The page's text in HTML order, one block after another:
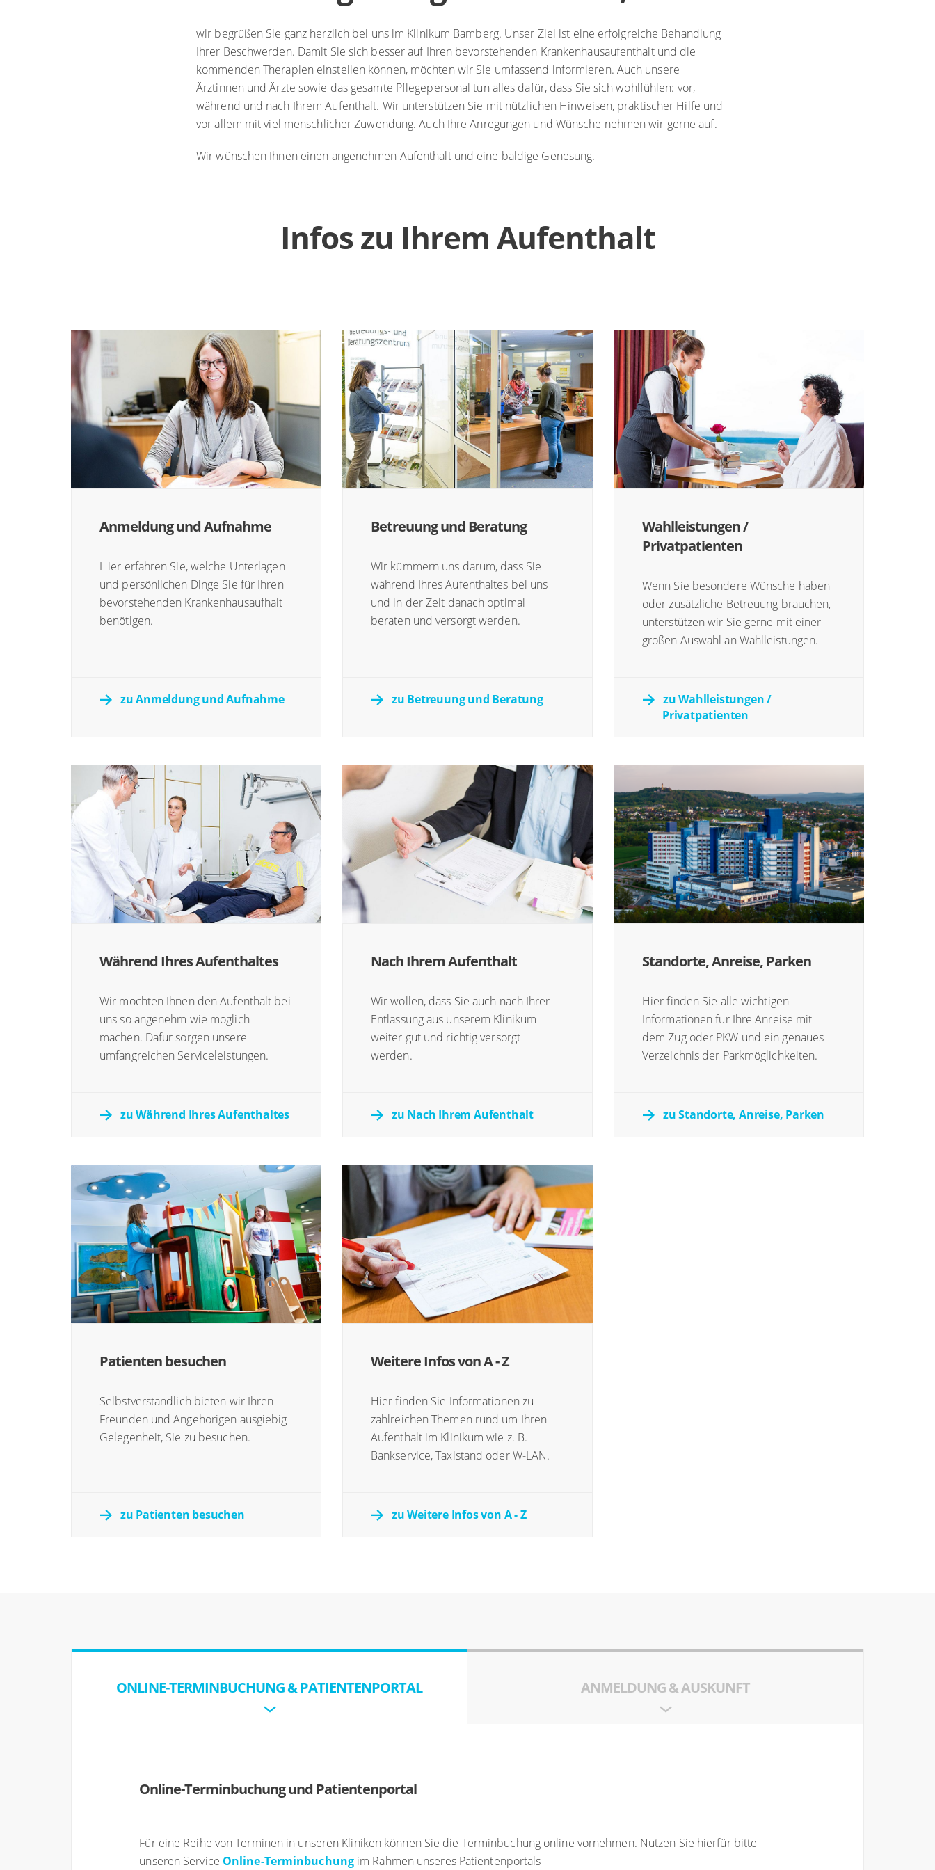
wir begrüßen Sie ganz herzlich bei uns im Klinikum Bamberg. Unser Ziel ist eine erfolgreiche Behandlung
Ihrer Beschwerden. Damit Sie sich besser auf Ihren bevorstehenden Krankenhausaufenthalt und die
kommenden Therapien einstellen können, möchten wir Sie umfassend informieren. Auch unsere
Ärztinnen und Ärzte sowie das gesamte Pflegepersonal tun alles dafür, dass Sie sich wohlfühlen: vor,
während und nach Ihrem Aufenthalt. Wir unterstützen Sie mit nützlichen Hinweisen, praktischer Hilfe und
vor allem mit viel menschlicher Zuwendung. Auch Ihre Anregungen und Wünsche nehmen wir gerne auf.
Wir wünschen Ihnen einen angenehmen Aufenthalt und eine baldige Genesung.
Infos zu Ihrem Aufenthalt
Anmeldung und Aufnahme
Hier erfahren Sie, welche Unterlagen
und persönlichen Dinge Sie für Ihren
bevorstehenden Krankenhausaufhalt
benötigen.
zu Anmeldung und Aufnahme
Betreuung und Beratung
Wir kümmern uns darum, dass Sie
während Ihres Aufenthaltes bei uns
und in der Zeit danach optimal
beraten und versorgt werden.
zu Betreuung und Beratung
Wahlleistungen /
Privatpatienten
Wenn Sie besondere Wünsche haben
oder zusätzliche Betreuung brauchen,
unterstützen wir Sie gerne mit einer
großen Auswahl an Wahlleistungen.
zu Wahlleistungen /
Privatpatienten
Während Ihres Aufenthaltes
Wir möchten Ihnen den Aufenthalt bei
uns so angenehm wie möglich
machen. Dafür sorgen unsere
umfangreichen Serviceleistungen.
zu Während Ihres Aufenthaltes
Nach Ihrem Aufenthalt
Wir wollen, dass Sie auch nach Ihrer
Entlassung aus unserem Klinikum
weiter gut und richtig versorgt
werden.
zu Nach Ihrem Aufenthalt
Standorte, Anreise, Parken
Hier finden Sie alle wichtigen
Informationen für Ihre Anreise mit
dem Zug oder PKW und ein genaues
Verzeichnis der Parkmöglichkeiten.
zu Standorte, Anreise, Parken
Patienten besuchen
Selbstverständlich bieten wir Ihren
Freunden und Angehörigen ausgiebig
Gelegenheit, Sie zu besuchen.
zu Patienten besuchen
Weitere Infos von A - Z
Hier finden Sie Informationen zu
zahlreichen Themen rund um Ihren
Aufenthalt im Klinikum wie z. B.
Bankservice, Taxistand oder W-LAN.
zu Weitere Infos von A - Z
ONLINE-TERMINBUCHUNG & PATIENTENPORTAL ANMELDUNG & AUSKUNFT
Online-Terminbuchung und Patientenportal
Für eine Reihe von Terminen in unseren Kliniken können Sie die Terminbuchung online vornehmen. Nutzen Sie hierfür bitte
unseren Service Online-Terminbuchungim Rahmen unseres Patientenportals